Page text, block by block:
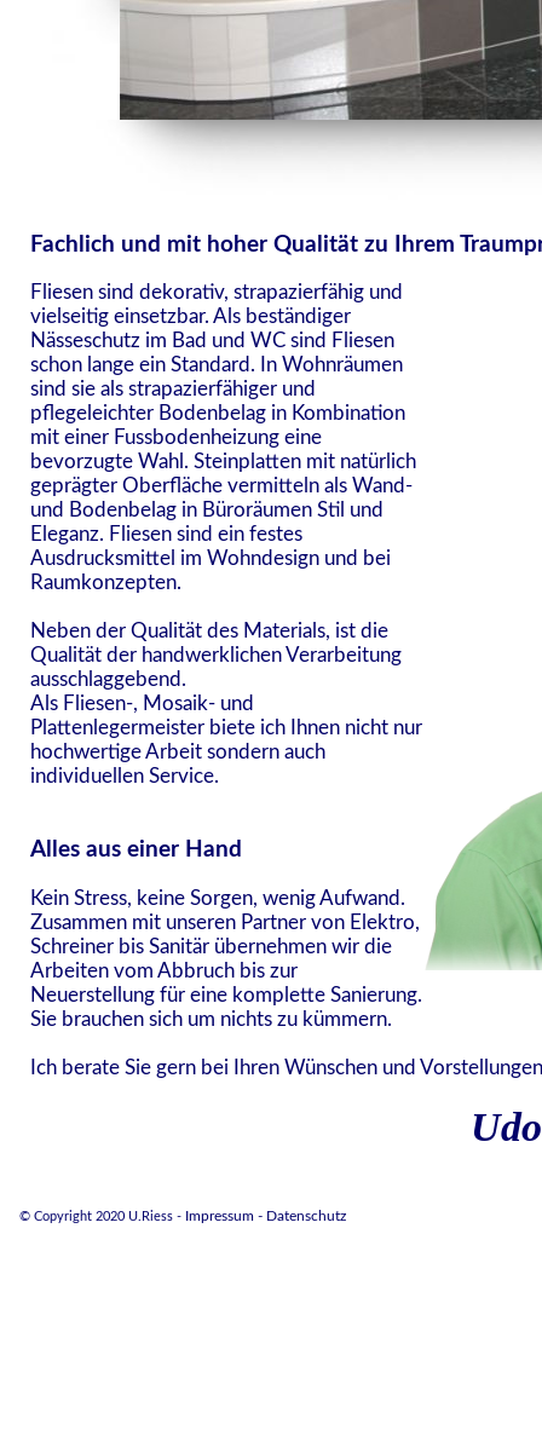
Fachlich und mit hoher Qualität zu Ihrem
Fliesen sind dekorativ, strapazierfähig und
vielseitig einsetzbar. Als beständiger
Nässeschutz im Bad und WC sind Fliesen
schon lange ein Standard. In Wohnräumen
sind sie als strapazierfähiger und
pflegeleichter Bodenbelag in Kombination
mit einer Fussbodenheizung eine
bevorzugte Wahl. Steinplatten mit natürlich
geprägter Oberfläche vermitteln als Wand-
und Bodenbelag in Büroräumen Stil und
Eleganz. Fliesen sind ein festes
Ausdrucksmittel im Wohndesign und bei
Raumkonzepten.
Neben der Qualität des Materials, ist die
Qualität der handwerklichen Verarbeitung
ausschlaggebend.
Als Fliesen-, Mosaik- und
Plattenlegermeister biete ich Ihnen nicht nur
hochwertige Arbeit sondern auch
individuellen Service.
Alles aus einer Hand
Kein Stress, keine Sorgen, wenig Aufwand.
Zusammen mit unseren Partner von Elektro,
Schreiner bis Sanitär übernehmen wir die
Arbeiten vom Abbruch bis zur
Neuerstellung für eine komplette Sanierung.
Sie brauchen sich um nichts zu kümmern.
Ich berate Sie gern bei Ihren Wünschen und
© Copyright 2020 U.Riess - Impressum - Datenschutz